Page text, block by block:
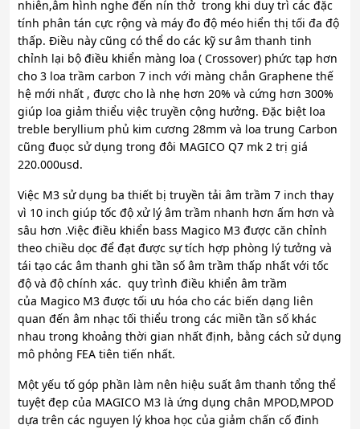
nhiên,âm hình nghe đến nín thở trong khi duy trì các đặc
tính phân tán cực rộng và máy đo độ méo hiển thị tối đa độ
thấp. Điều này cũng có thể do các kỹ sư âm thanh tinh
chỉnh lại bộ điều khiển màng loa ( Crossover) phức tạp hơn
cho 3 loa trầm carbon 7 inch với màng chắn Graphene thế
hệ mới nhất , được cho là nhẹ hơn 20% và cứng hơn 300%
giúp loa giảm thiểu việc truyền cộng hưởng. Đặc biệt loa
treble beryllium phủ kim cương 28mm và loa trung Carbon
cũng đuọc sử dụng trong đôi MAGICO Q7 mk 2 trị giá
220.000usd.
Việc M3 sử dụng ba thiết bị truyền tải âm trầm 7 inch thay
vì 10 inch giúp tốc độ xử lý âm trầm nhanh hơn ấm hơn và
sâu hơn .Việc điều khiển bass Magico M3 được căn chỉnh
theo chiều dọc để đạt được sự tích hợp phòng lý tưởng và
tái tạo các âm thanh ghi tần số âm trầm thấp nhất với tốc
độ và độ chính xác. quy trình điều khiển âm trầm
của Magico M3 được tối ưu hóa cho các biến dạng liên
quan đến âm nhạc tối thiểu trong các miền tần số khác
nhau trong khoảng thời gian nhất định, bằng cách sử dụng
mô phỏng FEA tiên tiến nhất.
Một yếu tố góp phần làm nên hiệu suất âm thanh tổng thể
tuyệt đẹp của MAGICO M3 là ứng dụng chân MPOD,MPOD
dựa trên các nguyen lý khoa học của giảm chấn cố đinh